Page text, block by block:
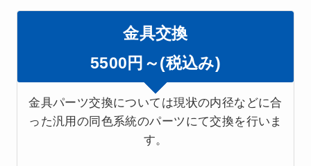
金具交換
5500円～(税込み)
金具パーツ交換については現状の内径などに合
った汎用の同色系統のパーツにて交換を行いま
す。